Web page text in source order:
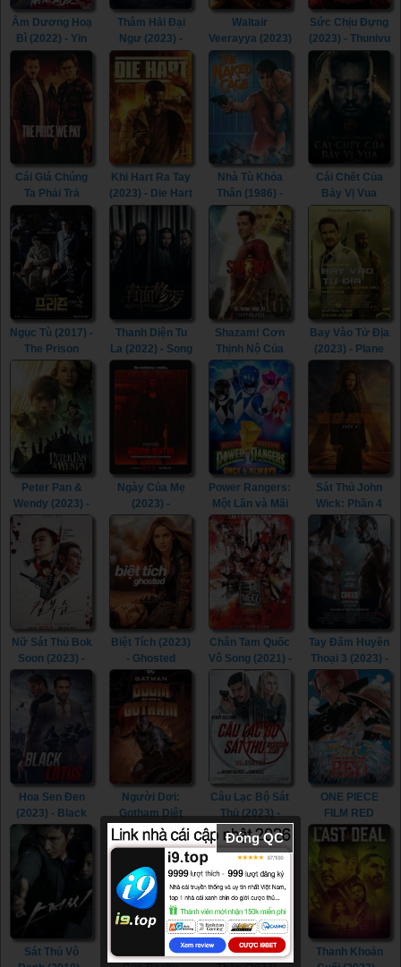
Âm Dương Hoạ
Bì (2022) - Yin
Yang Painted
Skin (2022)
Thâm Hải Đại
Ngư (2023) -
Monster of The
Deep (2023)
Waltair
Veerayya (2023)
- Waltair
Veerayya (2023)
Sức Chịu Đựng
(2023) - Thunivu
(2023)
Cái Giá Chúng
Ta Phải Trả
Price We Pay
(2023)
Khi Hart Ra Tay
(2023) - Die Hart
Nhà Tù Khỏa
Thân (1986) -
The Naked
Cage (1986)
Cái Chết Của
Bảy Vị Vua
(2023) - The
Last Kingdom:
Seven Kings
Must Die (2023)
Ngục Tù (2017) -
The Prison
(2017)
Thanh Diện Tu
La (2022) - Song
of the
Assassins
(2022)
Shazam! Cơn
Thịnh Nộ Của
Các Vị Thần
(2023) -
Shazam! Fury of
the Gods (2023)
Bay Vào Tử Địa
(2023) - Plane
Peter Pan &
Wendy (2023) -
Peter Pan &
Wendy (2023)
Ngày Của Mẹ
(2023) -
Mother's Day
(2023)
Power Rangers:
Một Lần và Mãi
Mãi (2023) -
Mighty Morphin
Power Rangers:
Once & Always
(2023)
Sát Thủ John
Wick: Phần 4
(2023) - John
Wick: Chapter 4
Nữ Sát Thủ Bok
Soon (2023) -
(2023)
Biệt Tích (2023)
- Ghosted
(2023)
Chân Tam Quốc
Vô Song (2021) -
Dynasty
Warriors (2021)
Tay Đấm Huyền
Thoại 3 (2023) -
Creed III (2023)
Hoa Sen Đen
(2023) - Black
Lotus (2023)
Người Dơi:
Gotham Diệt
Vong (2023) -
Batman: The
Doom That
Came to
Gotham (2023)
Câu Lạc Bộ Sát
Thủ (2023) -
Assassin Club
(2023)
ONE PIECE
FILM RED
(2022) - ONE
PIECE FILM
RED (2022)
Sát Thủ Vô
Cơn Thịnh Nộ
Nghi Thức Tử
Thanh Khoản
Đóng QC